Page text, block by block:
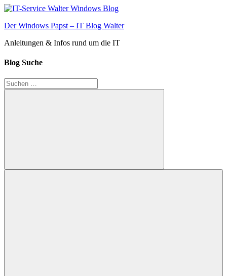
Zum
springen
Der Windows Papst – IT Blog Walter
Anleitungen & Infos rund um die IT
Blog Suche
Suchen
nach:
Suchen